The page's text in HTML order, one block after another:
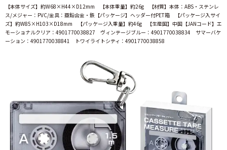
【本体サイズ】約W68×H44×D12mm 【本体重量】約26g 【材質】本体：ABS・ステンレ
ス/メジャー：PVC/金具：亜鉛合金・鉄【パッケージ】ヘッダー付PET箱 【パッケージ入サイ
ズ】約W85×H103×D18mm 【パッケージ入重量】約46g 【生産国】中国【JANコード】エ
モーショナルクリア：4901770038827 ヴィンテージブルー：4901770038834 サマーバケ
ーション：4901770038841 トワイライトシティ：4901770038858